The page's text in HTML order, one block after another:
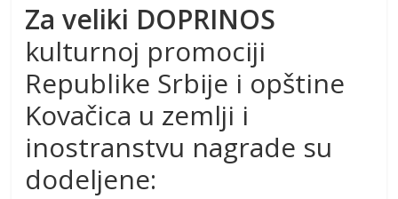
Za veliki DOPRINOS
kulturnoj promociji
Republike Srbije i opštine
Kovačica u zemlji i
inostranstvu nagrade su
dodeljene: